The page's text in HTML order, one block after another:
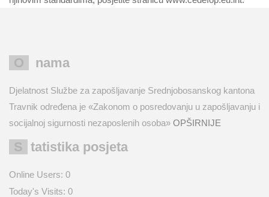
O nama
Djelatnost Službe za zapošljavanje Srednjobosanskog kantona
Travnik određena je «Zakonom o posredovanju u zapošljavanju i
socijalnoj sigurnosti nezaposlenih osoba» OPŠIRNIJE
Statistika posjeta
Online Users: 0
Today's Visits: 0